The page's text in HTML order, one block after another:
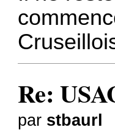
Re:
par stbaurl